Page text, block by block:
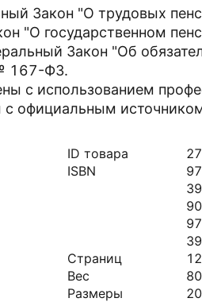
Закон "О трудовых
"О государственном
Закон "Об
167-ФЗ.
с использованием
официальным
ID товара
ISBN
Страниц
Вес
80
Размеры